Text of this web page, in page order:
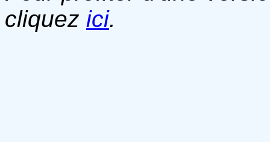
cliquez ici.